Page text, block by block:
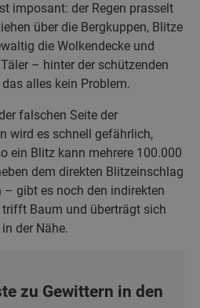
imposant: der Regen prasselt
über die Bergkuppen, Blitze
die Wolkendecke und
– hinter der schützenden
alles kein Problem.
falschen Seite der
wird es schnell gefährlich,
ein Blitz kann mehrere 100.000
dem direkten Blitzeinschlag
gibt es noch den indirekten
Baum und überträgt sich
der Nähe.
zu Gewittern in den